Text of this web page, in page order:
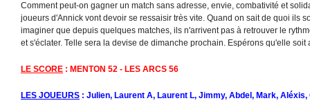
Comment peut-on gagner un match sans adresse, envie, combativité et
joueurs d'Annick vont devoir se ressaisir très vite. Quand on sait de quoi ils
imaginer que depuis quelques matches, ils n'arrivent pas à retrouver le
et s'éclater. Telle sera la devise de dimanche prochain. Espérons qu'elle soit
LE SCORE : MENTON 52 - LES ARCS 56
LES JOUEURS : Julien, Laurent A, Laurent L, Jimmy, Abdel, Mark, Aléxis,